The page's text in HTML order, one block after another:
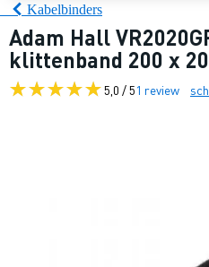
Kabelbinders
Adam Hall
klittenband 200 x
5,0 / 51 review